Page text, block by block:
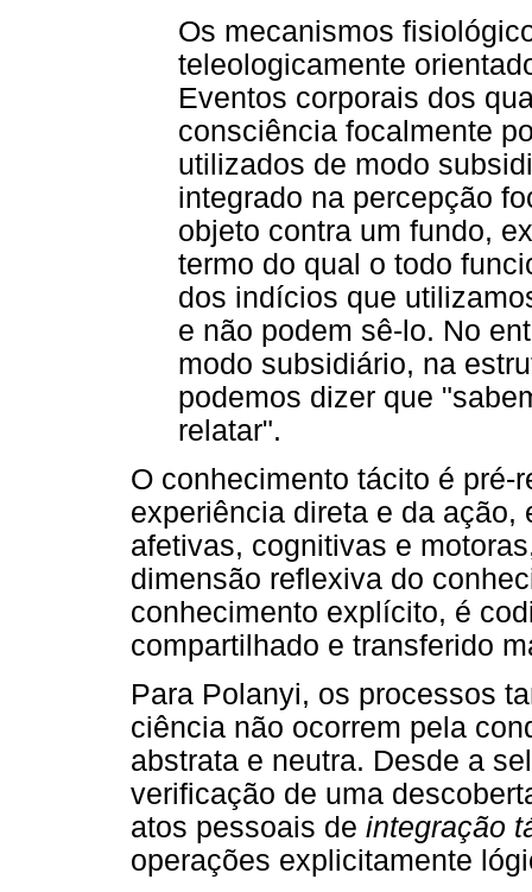
Os mecanismos
teleologicamente
Eventos corporais dos
consciência focalmente
utilizados de modo
integrado na percepção
objeto contra um fundo,
termo do qual o todo
dos indícios que
e não podem sê-lo. No
modo subsidiário, na
podemos dizer que
relatar".
O conhecimento tácito é
experiência direta e da
afetivas, cognitivas e
dimensão reflexiva do
conhecimento explícito, é
compartilhado e transferido
Para Polanyi, os processos
ciência não ocorrem pela
abstrata e neutra. Desde a
verificação de uma
atos pessoais de integração
operações explicitamente